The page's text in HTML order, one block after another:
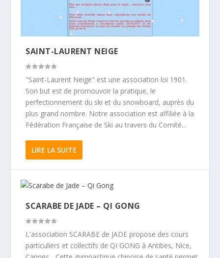
SAINT-LAURENT NEIGE
"Saint-Laurent Neige" est une association loi 1901.
Son but est de promouvoir la pratique, le
perfectionnement du ski et du snowboard, auprès du
plus grand nombre. Notre association est affiliée à la
Fédération Française de Ski au travers du Comité...
LIRE LA SUITE
SCARABE DE JADE – QI GONG
L'association SCARABE de JADE propose des cours
particuliers et collectifs de QI GONG à Antibes, Nice,